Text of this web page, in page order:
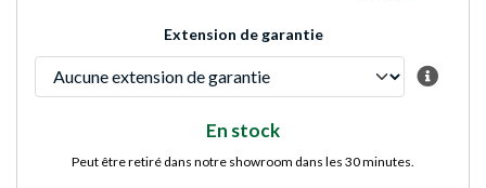
Extension de garantie
En stock
Peut être retiré dans notre showroom dans les 30 minutes.